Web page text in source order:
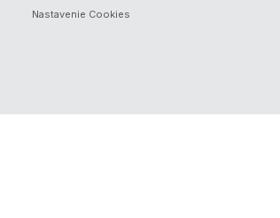
Nastavenie Cookies